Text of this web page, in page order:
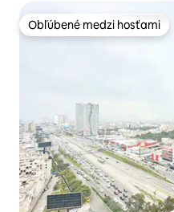
Obľúbené medzi hosťami
Obľúbené medzi hosťami